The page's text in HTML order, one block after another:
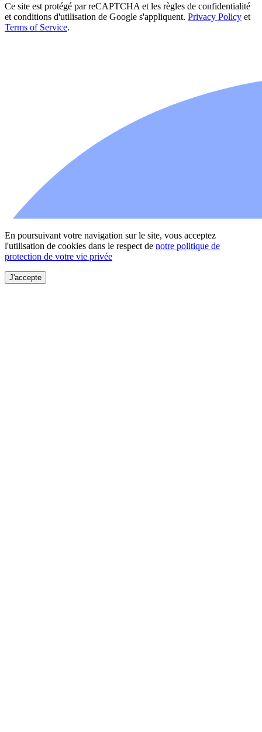
Ce site est protégé par reCAPTCHA et les règles de confidentialité
et conditions d'utilisation de Google s'appliquent. Privacy Policy et
Terms of Service.
En poursuivant votre navigation sur le site, vous acceptez
l'utilisation de cookies dans le respect de notre politique de
protection de votre vie privée
J'accepte